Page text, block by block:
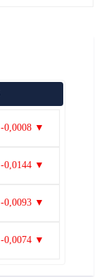
-0,0008 ▼
-0,0144 ▼
-0,0093 ▼
-0,0074 ▼